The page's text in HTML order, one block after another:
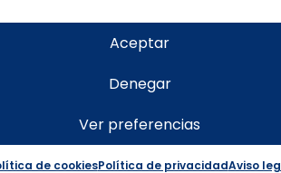
Aceptar
Denegar
Ver preferencias
de cookiesPolítica de privacidadAviso